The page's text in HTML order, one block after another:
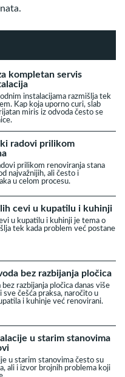
kompletan servis
instalacijama razmišlja tek
Kap koja uporno curi, slab
miris iz odvoda često se
radovi prilikom
prilikom renoviranja stana
najvažnijih, ali često i
u celom procesu.
cevi u kupatilu i kuhinji
u kupatilu i kuhinji je tema o
tek kada problem već postane
bez razbijanja pločica
razbijanja pločica danas više
sve češća praksa, naročito u
i kuhinje već renovirani.
u starim stanovima
u starim stanovima često su
ali i izvor brojnih problema koji